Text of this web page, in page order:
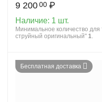
9 200 00 ₽
Наличие: 1 шт.
Минимальное количество
струйный оригинальный" 1.
Бесплатная доставка